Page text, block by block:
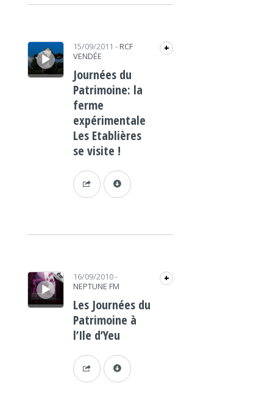
Lecteur audio 15/09/2011 - RCF
VENDÉE
+
Journées du
Patrimoine: la
ferme
expérimentale
Les Etablières
se visite !
Lecteur audio 16/09/2010-
NEPTUNE FM
+
Les Journées du
Patrimoine à
l’Ile d’Yeu